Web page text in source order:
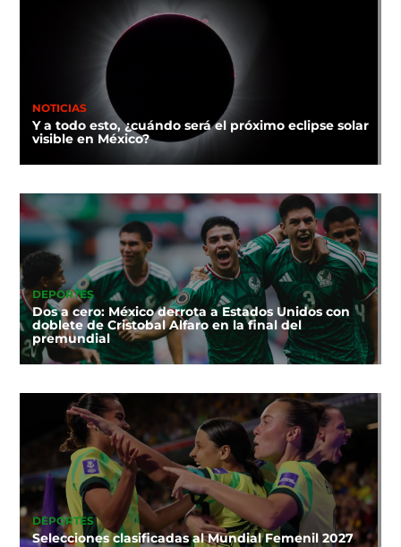
NOTICIAS
Y a todo esto, ¿cuándo será el próximo eclipse solar
visible en México?
DEPORTES
Dos a cero: México derrota a Estados Unidos con
doblete de Cristobal Alfaro en la final del
premundial
DEPORTES
Selecciones clasificadas al Mundial Femenil 2027